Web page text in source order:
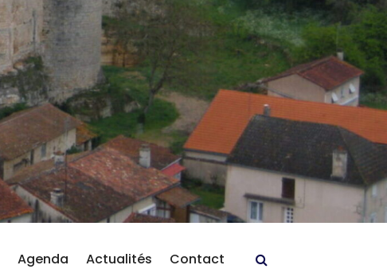
Agenda Actualités Contact